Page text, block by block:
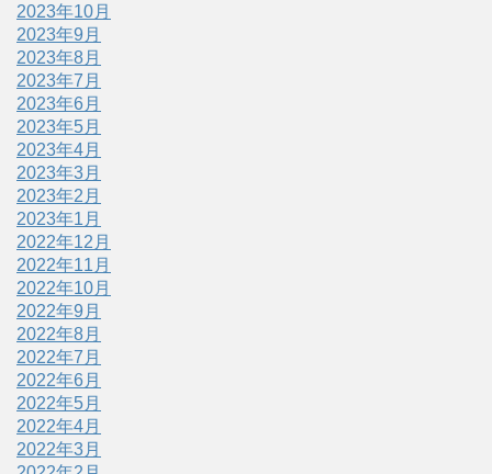
2023年10月
2023年9月
2023年8月
2023年7月
2023年6月
2023年5月
2023年4月
2023年3月
2023年2月
2023年1月
2022年12月
2022年11月
2022年10月
2022年9月
2022年8月
2022年7月
2022年6月
2022年5月
2022年4月
2022年3月